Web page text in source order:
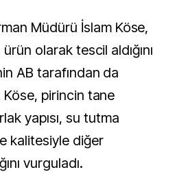
Müdürü İslam Köse,
olarak tescil aldığını
AB tarafından da
Köse, pirincin tane
yapısı, su tutma
kalitesiyle diğer
vurguladı.